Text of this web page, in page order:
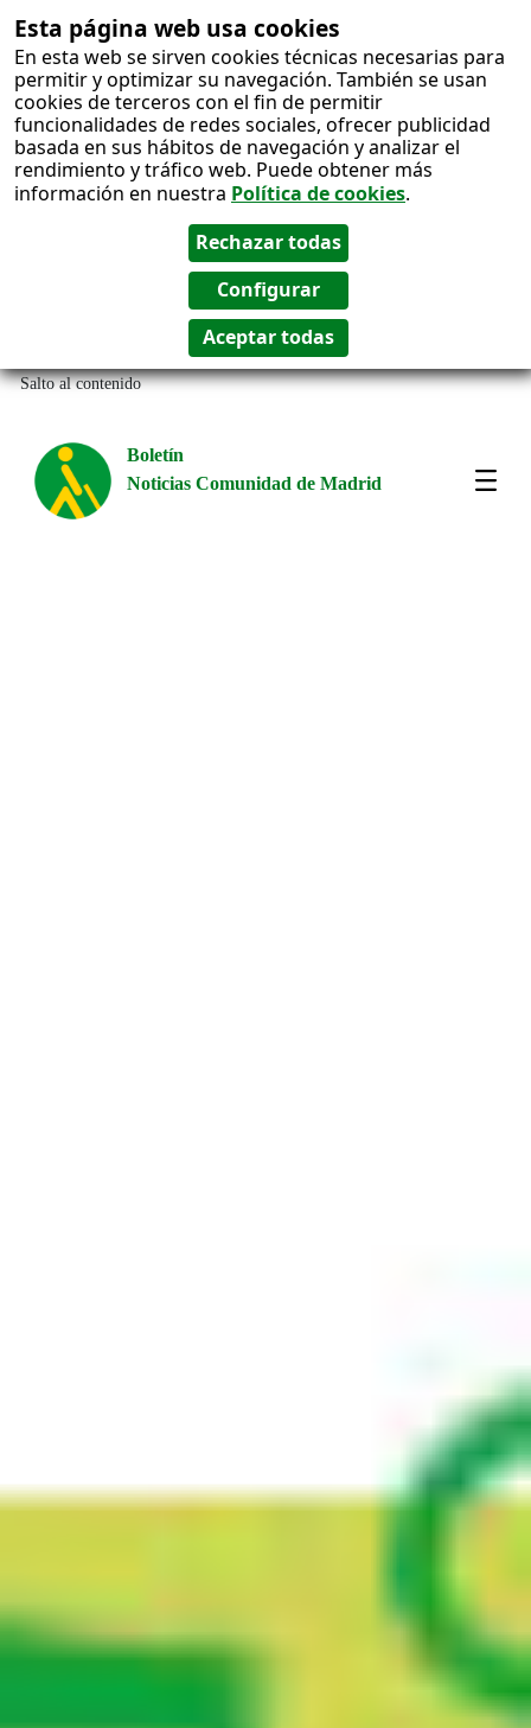
Esta página web usa cookies
En esta web se sirven cookies técnicas necesarias para
permitir y optimizar su navegación. También se usan
cookies de terceros con el fin de permitir
funcionalidades de redes sociales, ofrecer publicidad
basada en sus hábitos de navegación y analizar el
rendimiento y tráfico web. Puede obtener más
información en nuestra Política de cookies.
Salto al contenido
Boletín
Noticias Comunidad de Madrid